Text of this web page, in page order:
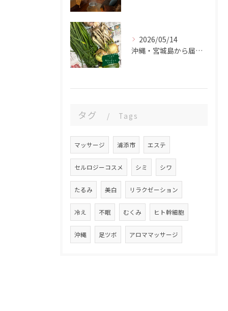
2026/05/14
沖縄・宮城島から届いた、食の恵み🌿
タグ Tags
マッサージ 浦添市 エステ
セルロジーコスメ シミ シワ
たるみ 美白 リラクゼーション
冷え 不眠 むくみ ヒト幹細胞
沖縄 足ツボ アロママッサージ